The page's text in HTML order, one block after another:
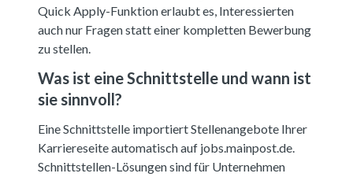
Quick Apply-Funktion erlaubt es, Interessierten
auch nur Fragen statt einer kompletten Bewerbung
zu stellen.
Was ist eine Schnittstelle und wann ist
sie sinnvoll?
Eine Schnittstelle importiert Stellenangebote Ihrer
Karriereseite automatisch auf jobs.mainpost.de.
Schnittstellen-Lösungen sind für Unternehmen